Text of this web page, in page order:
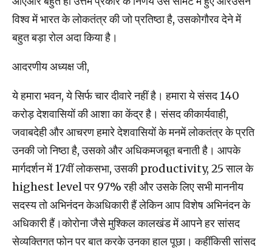
विश्व में भारत के लोकतंत्र की जो प्रतिष्ठा है, उसकोगौरव देने में
बहुत बड़ा रोल अदा किया है।
आदरणीय अध्यक्ष जी,
ये हमारा भवन, ये सिर्फ चार दीवारे नहीं है। हमारा ये संसद 140
करोड़ देशवासियों की आशा का केंद्र है। संसद कीकार्यवाही,
जवाबदेही और आचरण हमारे देशवासियों के मनमें लोकतंत्र के प्रति
उनकी जो निष्‍ठा है, उसको और अधिकमजबूत बनाती है। आपके
मार्गदर्शन में 17वीं लोकसभा, उसकी productivity, 25 साल के
highest level पर 97% रही और उसके लिए सभी माननीय
सदस्‍य तो अभिनंदन केअधिकारी हैं लेकिन आप विशेष अभिनंदन के
अधिकारी हैं।कोरोना जैसे मुश्‍किल कालखंड में आपने हर सांसद
सेव्‍यक्‍तिगत फोन पर बात करके उनका हाल पूछा। कहींकिसी सांसद